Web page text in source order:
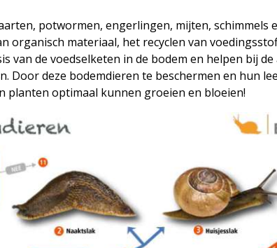
potwormen, engerlingen, mijten, schimmels
organisch materiaal, het recyclen van
van de voedselketen in de bodem en helpen bij
Door deze bodemdieren te beschermen en hun
planten optimaal kunnen groeien en bloeien!